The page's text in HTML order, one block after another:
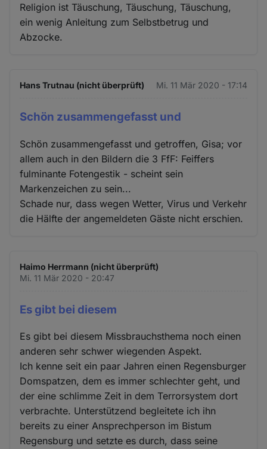
Religion ist Täuschung, Täuschung, Täuschung,
ein wenig Anleitung zum Selbstbetrug und
Abzocke.
Hans Trutnau (nicht überprüft) Mi. 11 Mär 2020 - 17:14
Schön zusammengefasst und
Schön zusammengefasst und getroffen, Gisa; vor
allem auch in den Bildern die 3 FfF: Feiffers
fulminante Fotengestik - scheint sein
Markenzeichen zu sein...
Schade nur, dass wegen Wetter, Virus und Verkehr
die Hälfte der angemeldeten Gäste nicht erschien.
Haimo Herrmann (nicht überprüft)
Mi. 11 Mär 2020 - 20:47
Es gibt bei diesem
Es gibt bei diesem Missbrauchsthema noch einen
anderen sehr schwer wiegenden Aspekt.
Ich kenne seit ein paar Jahren einen Regensburger
Domspatzen, dem es immer schlechter geht, und
der eine schlimme Zeit in dem Terrorsystem dort
verbrachte. Unterstützend begleitete ich ihn
bereits zu einer Ansprechperson im Bistum
Regensburg und setzte es durch, dass seine